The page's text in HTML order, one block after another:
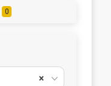
0
×